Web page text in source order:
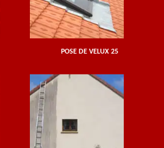
POSE DE VELUX 25